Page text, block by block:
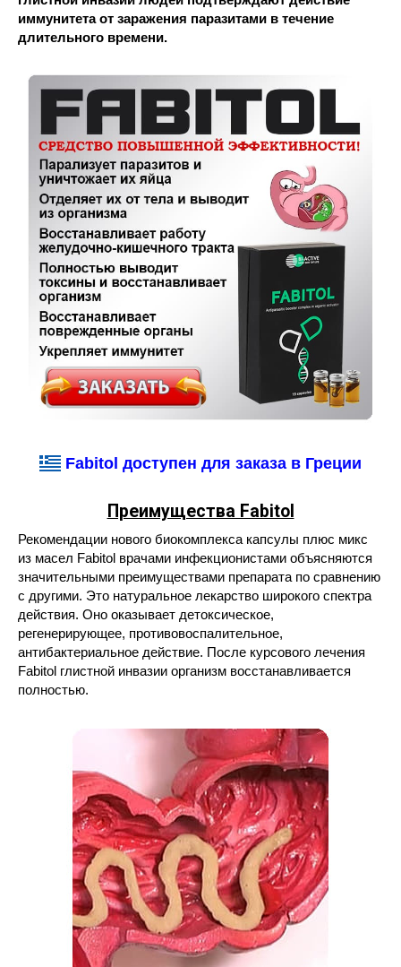
иммунитета от заражения паразитами в течение
длительного времени.
Fabitol доступен для заказа в Греции
Преимущества Fabitol
Рекомендации нового биокомплекса капсулы плюс микс
из масел Fabitol врачами инфекционистами объясняются
значительными преимуществами препарата по сравнению
с другими. Это натуральное лекарство широкого спектра
действия. Оно оказывает детоксическое,
регенерирующее, противовоспалительное,
антибактериальное действие. После курсового лечения
Fabitol глистной инвазии организм восстанавливается
полностью.